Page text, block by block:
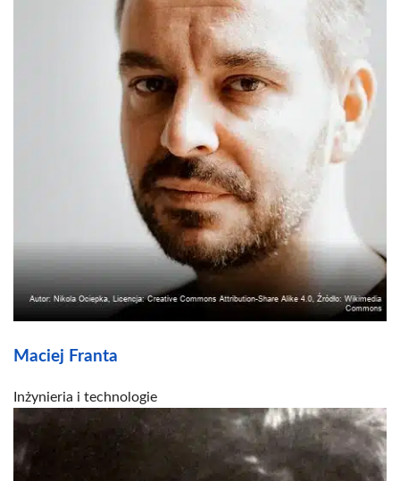
Maciej Franta
Inżynieria i technologie